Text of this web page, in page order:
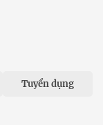
Tuyển dụng